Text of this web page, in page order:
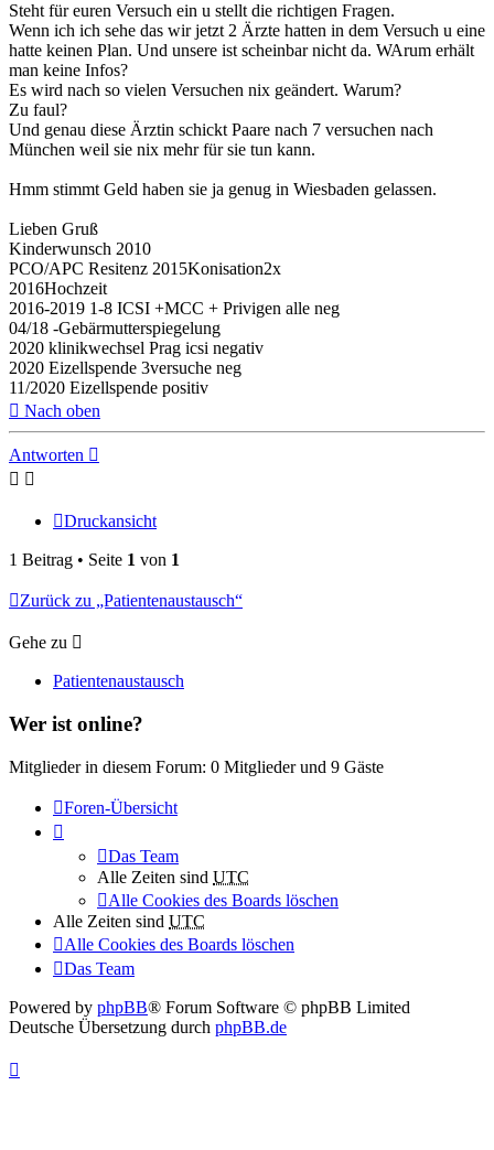
Steht für euren Versuch ein u stellt die richtigen Fragen.
Wenn ich ich sehe das wir jetzt 2 Ärzte hatten in dem Versuch u eine
hatte keinen Plan. Und unsere ist scheinbar nicht da. WArum erhält
man keine Infos?
Es wird nach so vielen Versuchen nix geändert. Warum?
Zu faul?
Und genau diese Ärztin schickt Paare nach 7 versuchen nach
München weil sie nix mehr für sie tun kann.
Hmm stimmt Geld haben sie ja genug in Wiesbaden gelassen.
Lieben Gruß
Kinderwunsch 2010
PCO/APC Resitenz 2015Konisation2x
2016Hochzeit
2016-2019 1-8 ICSI +MCC + Privigen alle neg
04/18 -Gebärmutterspiegelung
2020 klinikwechsel Prag icsi negativ
2020 Eizellspende 3versuche neg
11/2020 Eizellspende positiv
Nach oben
Antworten
Druckansicht
1 Beitrag • Seite 1 von 1
Zurück zu „Patientenaustausch“
Gehe zu
Patientenaustausch
Wer ist online?
Mitglieder in diesem Forum: 0 Mitglieder und 9 Gäste
Foren-Übersicht
Das Team
Alle Zeiten sind UTC
Alle Cookies des Boards löschen
Alle Zeiten sind UTC
Alle Cookies des Boards löschen
Das Team
Powered by phpBB® Forum Software © phpBB Limited
Deutsche Übersetzung durch phpBB.de